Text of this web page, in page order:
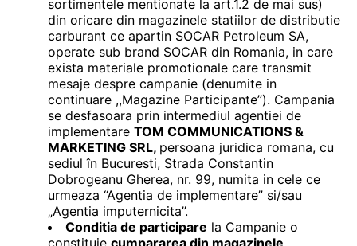
sortimentele mentionate la art.1.2 de mai sus)
din oricare din magazinele statiilor de distributie
carburant ce apartin SOCAR Petroleum SA,
operate sub brand SOCAR din Romania, in care
exista materiale promotionale care transmit
mesaje despre campanie (denumite in
continuare ,,Magazine Participante’’). Campania
se desfasoara prin intermediul agentiei de
implementare TOM COMMUNICATIONS &
MARKETING SRL, persoana juridica romana, cu
sediul în Bucuresti, Strada Constantin
Dobrogeanu Gherea, nr. 99, numita in cele ce
urmeaza “Agentia de implementare” si/sau
„Agentia imputernicita”.
Conditia de participare la Campanie o
constituie cumpararea din magazinele